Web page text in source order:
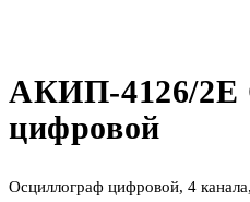
АКИП-4126/2Е
цифровой
Осциллограф цифровой, 4